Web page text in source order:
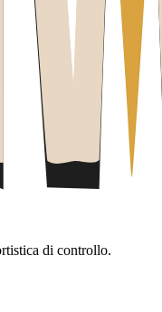
di controllo.